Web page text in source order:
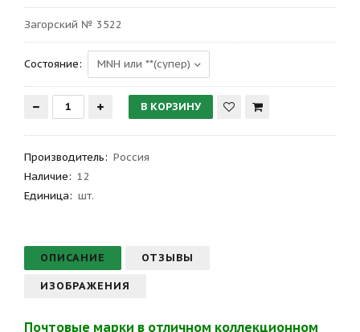
Загорский № 3522
Состояние:
Производитель: Россия
Наличие: 12
Единица: шт.
ОПИСАНИЕ ОТЗЫВЫ
ИЗОБРАЖЕНИЯ
Почтовые марки в отличном коллекционном